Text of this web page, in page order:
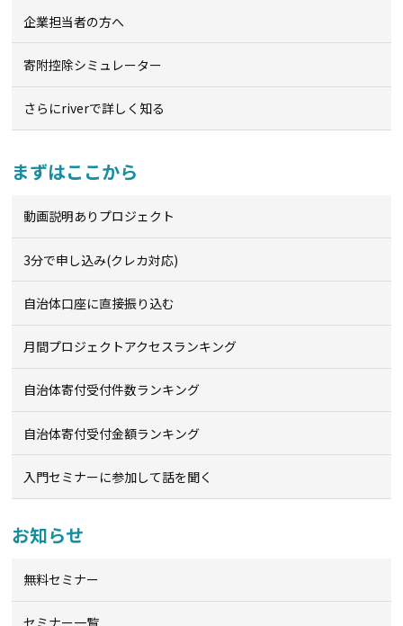
企業担当者の方へ
寄附控除シミュレーター
さらにriverで詳しく知る
まずはここから
動画説明ありプロジェクト
3分で申し込み(クレカ対応)
自治体口座に直接振り込む
月間プロジェクトアクセスランキング
自治体寄付受付件数ランキング
自治体寄付受付金額ランキング
入門セミナーに参加して話を聞く
お知らせ
無料セミナー